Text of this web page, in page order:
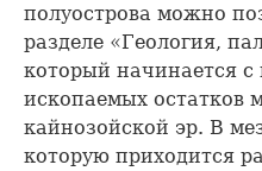
полуострова можно
разделе «Геология,
который начинается с
ископаемых остатков
кайнозойской эр. В
которую приходится